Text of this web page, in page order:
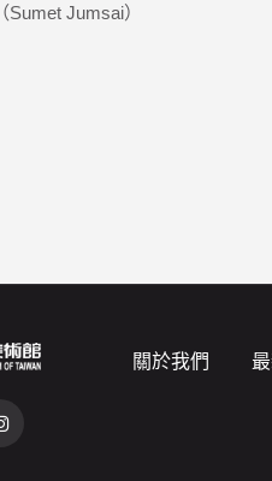
Sumet Jumsai）
開新視窗)
粉絲團(另開新視窗)
往Instagram粉絲團(另開新視窗)
關於我們